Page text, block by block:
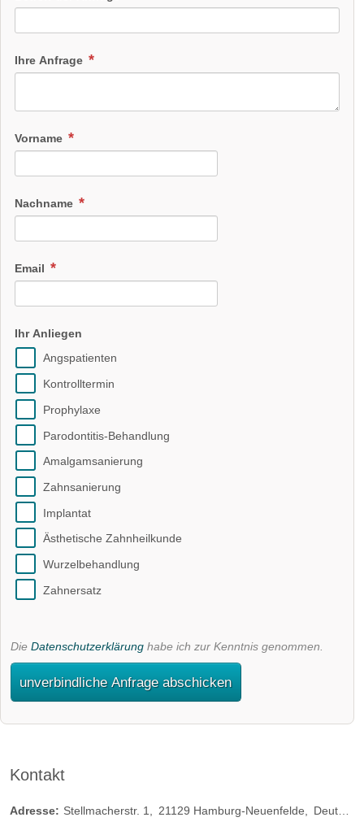
Ihre Anfrage
Vorname
Nachname
Email
Ihr Anliegen
Angspatienten
Kontrolltermin
Prophylaxe
Parodontitis-Behandlung
Amalgamsanierung
Zahnsanierung
Implantat
Ästhetische Zahnheilkunde
Wurzelbehandlung
Zahnersatz
Die Datenschutzerklärung habe ich zur Kenntnis genommen.
unverbindliche Anfrage abschicken
Kontakt
Adresse: Stellmacherstr. 1 21129 Hamburg-Neuenfelde
Deutschland